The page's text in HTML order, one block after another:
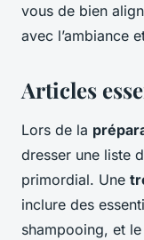
vous de bien
avec l’ambiance
Articles
Lors de la
dresser une liste
primordial. Une
inclure des
shampooing, et